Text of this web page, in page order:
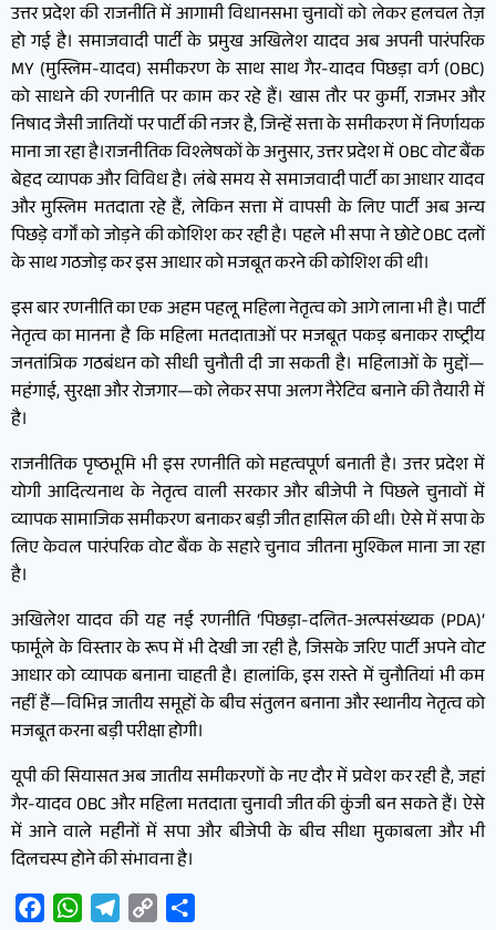
उत्तर प्रदेश की राजनीति में आगामी विधानसभा चुनावों को लेकर हलचल तेज़
हो गई है। समाजवादी पार्टी के प्रमुख अखिलेश यादव अब अपनी पारंपरिक
MY (मुस्लिम-यादव) समीकरण के साथ साथ गैर-यादव पिछड़ा वर्ग (OBC)
को साधने की रणनीति पर काम कर रहे हैं। खास तौर पर कुर्मी, राजभर और
निषाद जैसी जातियों पर पार्टी की नजर है, जिन्हें सत्ता के समीकरण में निर्णायक
माना जा रहा है।राजनीतिक विश्लेषकों के अनुसार, उत्तर प्रदेश में OBC वोट बैंक
बेहद व्यापक और विविध है। लंबे समय से समाजवादी पार्टी का आधार यादव
और मुस्लिम मतदाता रहे हैं, लेकिन सत्ता में वापसी के लिए पार्टी अब अन्य
पिछड़े वर्गों को जोड़ने की कोशिश कर रही है। पहले भी सपा ने छोटे OBC दलों
के साथ गठजोड़ कर इस आधार को मजबूत करने की कोशिश की थी।
इस बार रणनीति का एक अहम पहलू महिला नेतृत्व को आगे लाना भी है। पार्टी
नेतृत्व का मानना है कि महिला मतदाताओं पर मजबूत पकड़ बनाकर राष्ट्रीय
जनतांत्रिक गठबंधन को सीधी चुनौती दी जा सकती है। महिलाओं के मुद्दों—
महंगाई, सुरक्षा और रोजगार—को लेकर सपा अलग नैरेटिव बनाने की तैयारी में
है।
राजनीतिक पृष्ठभूमि भी इस रणनीति को महत्वपूर्ण बनाती है। उत्तर प्रदेश में
योगी आदित्यनाथ के नेतृत्व वाली सरकार और बीजेपी ने पिछले चुनावों में
व्यापक सामाजिक समीकरण बनाकर बड़ी जीत हासिल की थी। ऐसे में सपा के
लिए केवल पारंपरिक वोट बैंक के सहारे चुनाव जीतना मुश्किल माना जा रहा
है।
अखिलेश यादव की यह नई रणनीति ‘पिछड़ा-दलित-अल्पसंख्यक (PDA)’
फार्मूले के विस्तार के रूप में भी देखी जा रही है, जिसके जरिए पार्टी अपने वोट
आधार को व्यापक बनाना चाहती है। हालांकि, इस रास्ते में चुनौतियां भी कम
नहीं हैं—विभिन्न जातीय समूहों के बीच संतुलन बनाना और स्थानीय नेतृत्व को
मजबूत करना बड़ी परीक्षा होगी।
यूपी की सियासत अब जातीय समीकरणों के नए दौर में प्रवेश कर रही है, जहां
गैर-यादव OBC और महिला मतदाता चुनावी जीत की कुंजी बन सकते हैं। ऐसे
में आने वाले महीनों में सपा और बीजेपी के बीच सीधा मुकाबला और भी
दिलचस्प होने की संभावना है।
FacebookWhatsAppTelegram
Copy